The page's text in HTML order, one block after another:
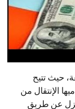
حيث تتيح
الإنتقال من
عن طريق